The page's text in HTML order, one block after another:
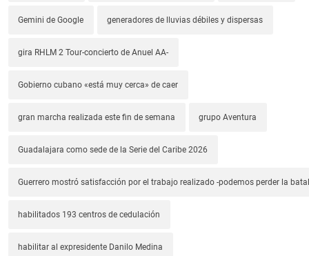
Gemini de Google generadores de lluvias débiles y dispersas
gira RHLM 2 Tour-concierto de Anuel AA-
Gobierno cubano «está muy cerca» de caer
gran marcha realizada este fin de semana grupo Aventura
Guadalajara como sede de la Serie del Caribe 2026
Guerrero mostró satisfacción por el trabajo realizado -podemos perder la
habilitados 193 centros de cedulación
habilitar al expresidente Danilo Medina